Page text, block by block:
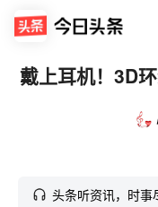
戴上耳机！3D
头条听资讯，时事